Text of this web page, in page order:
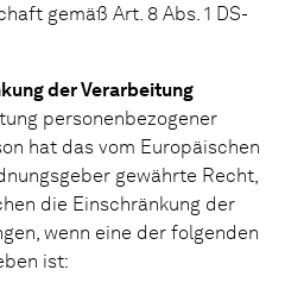
gemäß Art. 8 Abs. 1 DS-
der Verarbeitung
personenbezogener
hat das vom Europäischen
gewährte Recht,
die Einschränkung der
wenn eine der folgenden
ist: